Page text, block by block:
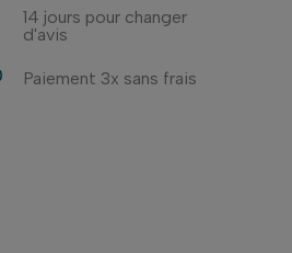
14 jours pour changer
d'avis
Paiement 3x sans frais